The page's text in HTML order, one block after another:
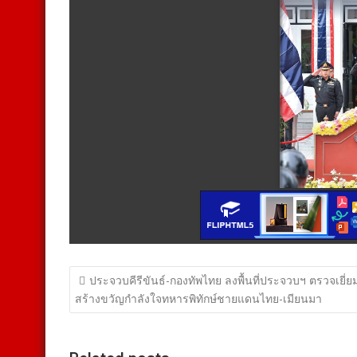
แนะแนว
เรื่อง
ประจวบคีรีขันธ์-กองทัพไทย ลงพื้นที่ประจวบฯ ตรวจเยี่ย
สร้างขวัญกำลังใจทหารพิทักษ์ชายแดนไทย-เมียนมา